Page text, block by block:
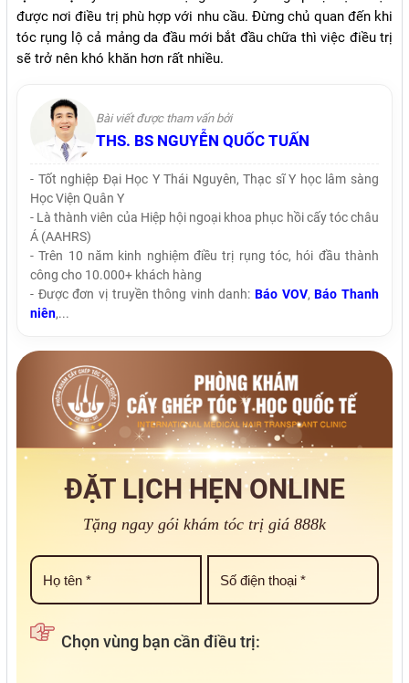
được nơi điều trị phù hợp với nhu cầu. Đừng chủ quan đến khi
tóc rụng lộ cả mảng da đầu mới bắt đầu chữa thì việc điều trị
sẽ trở nên khó khăn hơn rất nhiều.
Bài viết được tham vấn bởi
THS. BS NGUYỄN QUỐC TUẤN
- Tốt nghiệp Đại Học Y Thái Nguyên, Thạc sĩ Y học lâm sàng
Học Viện Quân Y
- Là thành viên của Hiệp hội ngoại khoa phục hồi cấy tóc châu
Á (AAHRS)
- Trên 10 năm kinh nghiệm điều trị rụng tóc, hói đầu thành
công cho 10.000+ khách hàng
- Được đơn vị truyền thông vinh danh:Báo VOV,Báo Thanh
niên,...
ĐẶT LỊCH HẸN ONLINE
Tặng ngay gói khám tóc trị giá 888k
Chọn vùng bạn cần điều trị: